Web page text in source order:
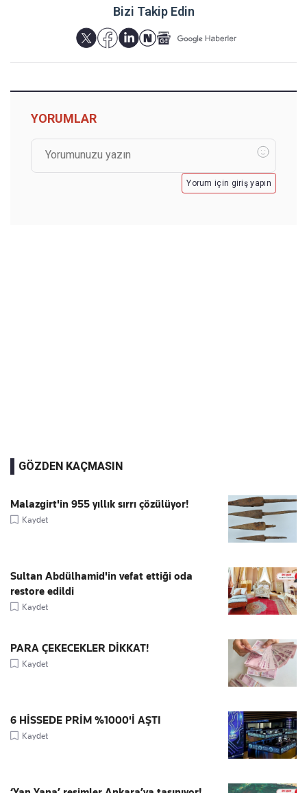
Bizi Takip Edin
YORUMLAR
Yorum için giriş yapın
GÖZDEN KAÇMASIN
Malazgirt'in 955 yıllık sırrı çözülüyor!
Kaydet
Sultan Abdülhamid'in vefat ettiği oda
restore edildi
Kaydet
PARA ÇEKECEKLER DİKKAT!
Kaydet
6 HİSSEDE PRİM %1000'İ AŞTI
Kaydet